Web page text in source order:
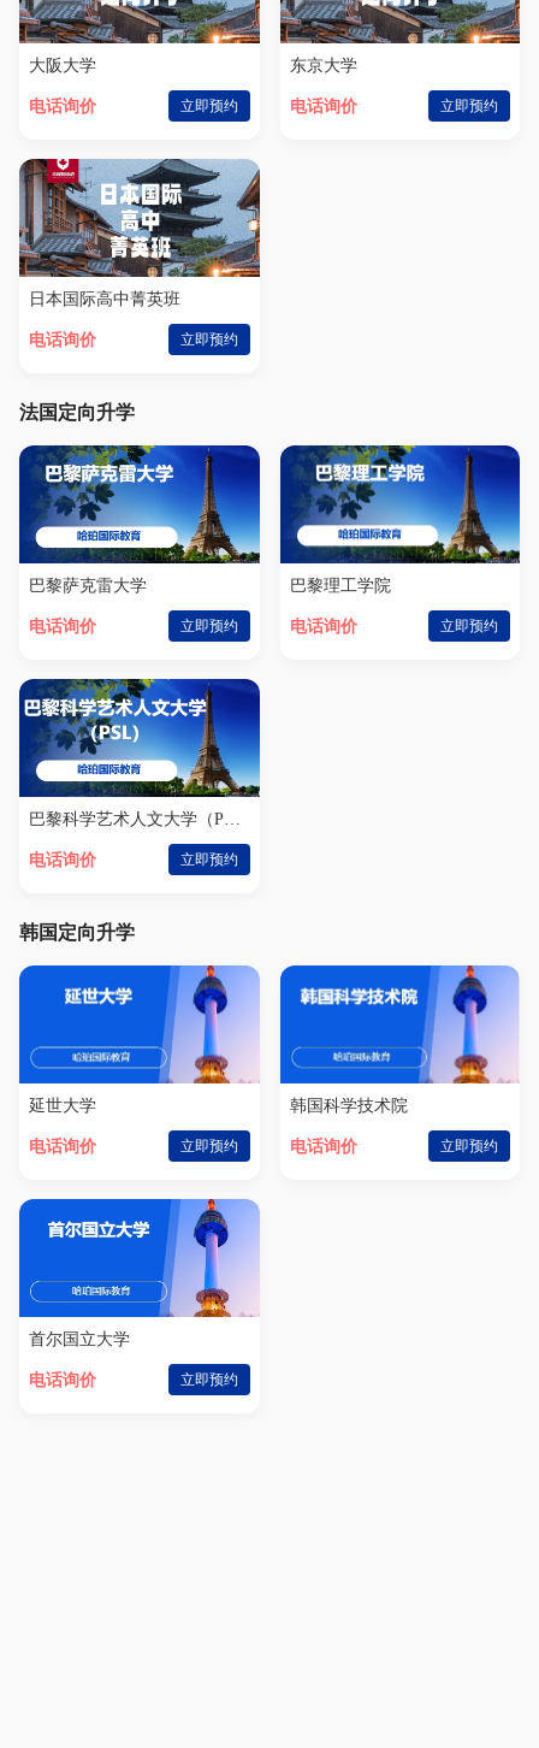
大阪大学
电话询价 立即预约
东京大学
电话询价 立即预约
日本国际高中菁英班
电话询价 立即预约
法国定向升学
巴黎萨克雷大学
电话询价 立即预约
巴黎理工学院
电话询价 立即预约
巴黎科学艺术人文大学（PSL）
电话询价 立即预约
韩国定向升学
延世大学
电话询价 立即预约
韩国科学技术院
电话询价 立即预约
首尔国立大学
电话询价 立即预约